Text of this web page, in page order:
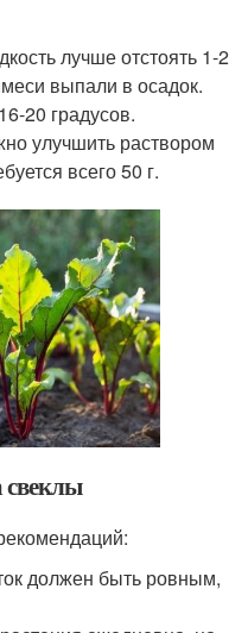
лучше отстоять 1-2
выпали в осадок.
20 градусов.
улучшить раствором
всего 50 г.
должен быть ровным,